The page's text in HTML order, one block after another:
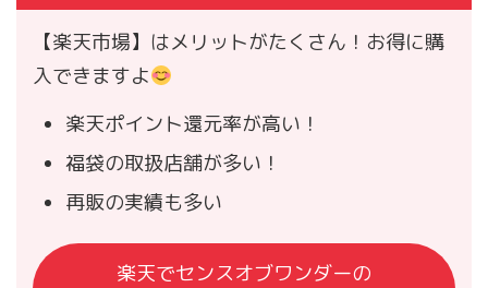
【楽天市場】はメリットがたくさん！お得に購
入できますよ
楽天ポイント還元率が高い！
福袋の取扱店舗が多い！
再販の実績も多い
楽天でセンスオブワンダーの